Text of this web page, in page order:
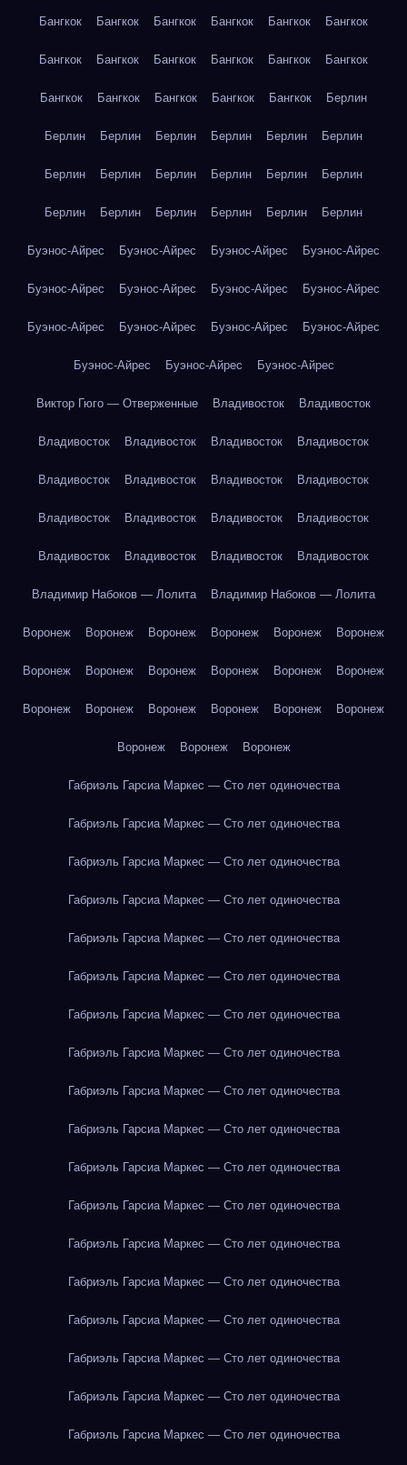
Бангкок Бангкок Бангкок Бангкок Бангкок Бангкок
Бангкок Бангкок Бангкок Бангкок Бангкок Бангкок
Бангкок Бангкок Бангкок Бангкок Бангкок Берлин
Берлин Берлин Берлин Берлин Берлин Берлин
Берлин Берлин Берлин Берлин Берлин Берлин
Берлин Берлин Берлин Берлин Берлин Берлин
Буэнос-Айрес Буэнос-Айрес Буэнос-Айрес Буэнос-Айрес
Буэнос-Айрес Буэнос-Айрес Буэнос-Айрес Буэнос-Айрес
Буэнос-Айрес Буэнос-Айрес Буэнос-Айрес Буэнос-Айрес
Буэнос-Айрес Буэнос-Айрес Буэнос-Айрес
Виктор Гюго — Отверженные Владивосток Владивосток
Владивосток Владивосток Владивосток Владивосток
Владивосток Владивосток Владивосток Владивосток
Владивосток Владивосток Владивосток Владивосток
Владивосток Владивосток Владивосток Владивосток
Владимир Набоков — Лолита Владимир Набоков — Лолита
Воронеж Воронеж Воронеж Воронеж Воронеж Воронеж
Воронеж Воронеж Воронеж Воронеж Воронеж Воронеж
Воронеж Воронеж Воронеж Воронеж Воронеж Воронеж
Воронеж Воронеж Воронеж
Габриэль Гарсиа Маркес — Сто лет одиночества
Габриэль Гарсиа Маркес — Сто лет одиночества
Габриэль Гарсиа Маркес — Сто лет одиночества
Габриэль Гарсиа Маркес — Сто лет одиночества
Габриэль Гарсиа Маркес — Сто лет одиночества
Габриэль Гарсиа Маркес — Сто лет одиночества
Габриэль Гарсиа Маркес — Сто лет одиночества
Габриэль Гарсиа Маркес — Сто лет одиночества
Габриэль Гарсиа Маркес — Сто лет одиночества
Габриэль Гарсиа Маркес — Сто лет одиночества
Габриэль Гарсиа Маркес — Сто лет одиночества
Габриэль Гарсиа Маркес — Сто лет одиночества
Габриэль Гарсиа Маркес — Сто лет одиночества
Габриэль Гарсиа Маркес — Сто лет одиночества
Габриэль Гарсиа Маркес — Сто лет одиночества
Габриэль Гарсиа Маркес — Сто лет одиночества
Габриэль Гарсиа Маркес — Сто лет одиночества
Габриэль Гарсиа Маркес — Сто лет одиночества